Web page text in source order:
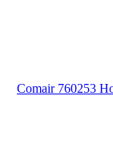
Comair 760253